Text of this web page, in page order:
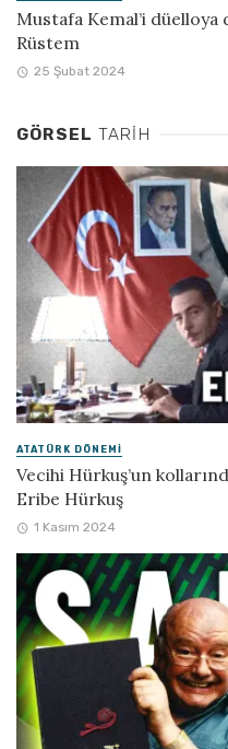
Mustafa Kemal’i
Rüstem
25 Şubat 2024
GÖRSEL TARIH
ATATÜRK DÖNEMI
Vecihi Hürkuş’un
Eribe Hürkuş
1 Kasım 2024